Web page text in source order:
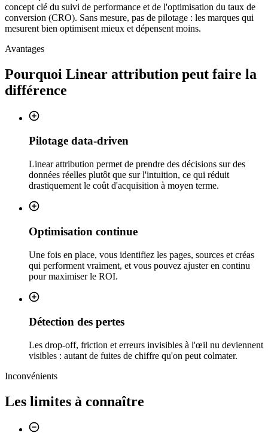
concept clé du suivi de performance et de l'optimisation du taux de
conversion (CRO). Sans mesure, pas de pilotage : les marques qui
mesurent bien optimisent mieux et dépensent moins.
Avantages
Pourquoi Linear attribution peut faire la
différence
Pilotage data-driven
Linear attribution permet de prendre des décisions sur des
données réelles plutôt que sur l'intuition, ce qui réduit
drastiquement le coût d'acquisition à moyen terme.
Optimisation continue
Une fois en place, vous identifiez les pages, sources et créas
qui performent vraiment, et vous pouvez ajuster en continu
pour maximiser le ROI.
Détection des pertes
Les drop-off, friction et erreurs invisibles à l'œil nu deviennent
visibles : autant de fuites de chiffre qu'on peut colmater.
Inconvénients
Les limites à connaître